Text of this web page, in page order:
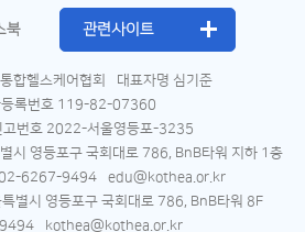
북 관련사이트
합헬스케어협회
대표자명 심기준
등록번호 119-82-07360
고번호 2022-서울영등포-3235
시 영등포구 국회대로 786, BnB타워 지하 1층
6267-9494
edu@kothea.or.kr
시 영등포구 국회대로 786, BnB타워 8F
kothea@kothea.or.kr